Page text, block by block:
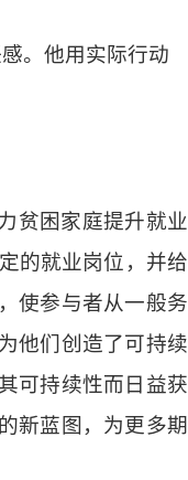
。他用实际行动
贫困家庭提升就业
的就业岗位，并给
使参与者从一般务
他们创造了可持续
可持续性而日益获
新蓝图，为更多期